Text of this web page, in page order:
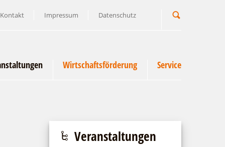
Kontakt Impressum Datenschutz
Wirtschaftsförderung Service
Veranstaltungen